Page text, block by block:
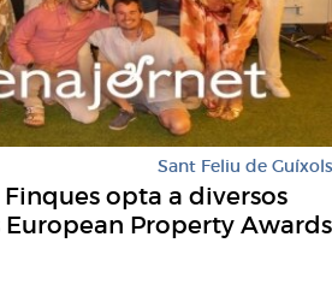
Sant Feliu de Guíxols
opta a diversos
Property Awards